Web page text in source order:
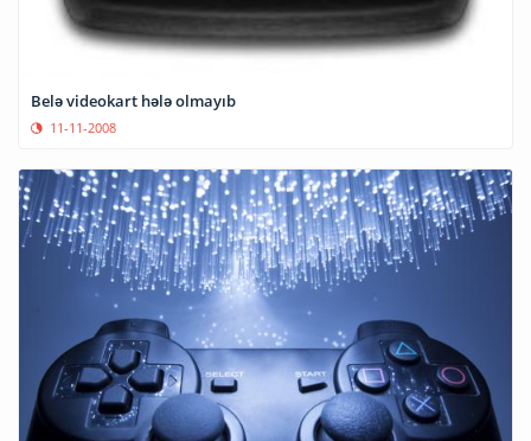
Belə videokart hələ olmayıb
11-11-2008